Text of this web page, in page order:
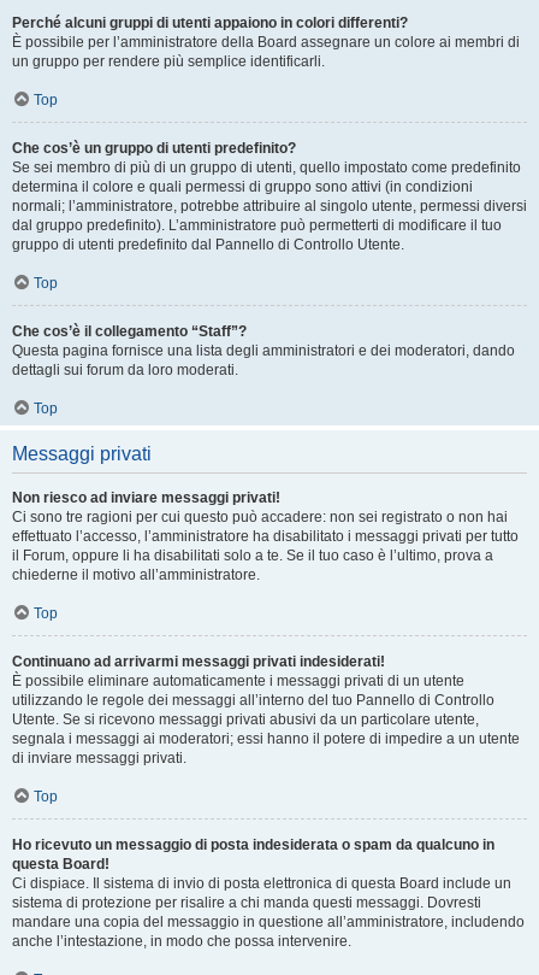
Perché alcuni gruppi di utenti appaiono in colori differenti?
È possibile per l’amministratore della Board assegnare un colore ai membri di
un gruppo per rendere più semplice identificarli.
Top
Che cos’è un gruppo di utenti predefinito?
Se sei membro di più di un gruppo di utenti, quello impostato come predefinito
determina il colore e quali permessi di gruppo sono attivi (in condizioni
normali; l’amministratore, potrebbe attribuire al singolo utente, permessi diversi
dal gruppo predefinito). L’amministratore può permetterti di modificare il tuo
gruppo di utenti predefinito dal Pannello di Controllo Utente.
Top
Che cos’è il collegamento “Staff”?
Questa pagina fornisce una lista degli amministratori e dei moderatori, dando
dettagli sui forum da loro moderati.
Top
Messaggi privati
Non riesco ad inviare messaggi privati!
Ci sono tre ragioni per cui questo può accadere: non sei registrato o non hai
effettuato l’accesso, l’amministratore ha disabilitato i messaggi privati per tutto
il Forum, oppure li ha disabilitati solo a te. Se il tuo caso è l’ultimo, prova a
chiederne il motivo all’amministratore.
Top
Continuano ad arrivarmi messaggi privati indesiderati!
È possibile eliminare automaticamente i messaggi privati ​​di un utente
utilizzando le regole dei messaggi all’interno del tuo Pannello di Controllo
Utente. Se si ricevono messaggi privati ​​abusivi da un particolare utente,
segnala i messaggi ai moderatori; essi hanno il potere di impedire a un utente
di inviare messaggi privati​​.
Top
Ho ricevuto un messaggio di posta indesiderata o spam da qualcuno in
questa Board!
Ci dispiace. Il sistema di invio di posta elettronica di questa Board include un
sistema di protezione per risalire a chi manda questi messaggi. Dovresti
mandare una copia del messaggio in questione all’amministratore, includendo
anche l’intestazione, in modo che possa intervenire.